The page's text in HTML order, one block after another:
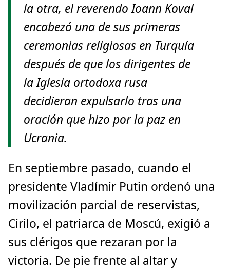
la otra, el reverendo Ioann Koval
encabezó una de sus primeras
ceremonias religiosas en Turquía
después de que los dirigentes de
la Iglesia ortodoxa rusa
decidieran expulsarlo tras una
oración que hizo por la paz en
Ucrania.
En septiembre pasado, cuando el
presidente Vladímir Putin ordenó una
movilización parcial de reservistas,
Cirilo, el patriarca de Moscú, exigió a
sus clérigos que rezaran por la
victoria. De pie frente al altar y